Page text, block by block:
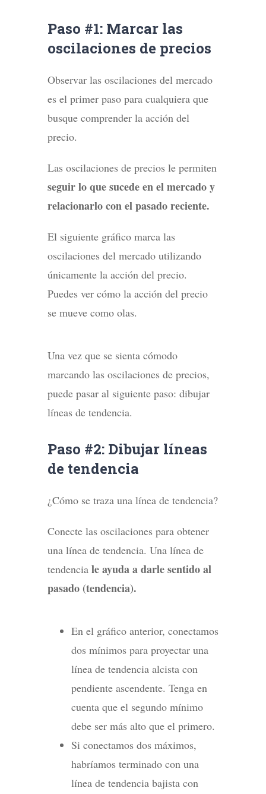
Paso #1: Marcar las
oscilaciones de precios
Observar las oscilaciones del mercado
es el primer paso para cualquiera que
busque comprender la acción del
precio.
Las oscilaciones de precios le permiten
seguir lo que sucede en el mercado y
relacionarlo con el pasado reciente.
El siguiente gráfico marca las
oscilaciones del mercado utilizando
únicamente la acción del precio.
Puedes ver cómo la acción del precio
se mueve como olas.
Una vez que se sienta cómodo
marcando las oscilaciones de precios,
puede pasar al siguiente paso: dibujar
líneas de tendencia.
Paso #2: Dibujar líneas
de tendencia
¿Cómo se traza una línea de tendencia?
Conecte las oscilaciones para obtener
una línea de tendencia. Una línea de
tendencia le ayuda a darle sentido al
pasado (tendencia).
En el gráfico anterior, conectamos
dos mínimos para proyectar una
línea de tendencia alcista con
pendiente ascendente. Tenga en
cuenta que el segundo mínimo
debe ser más alto que el primero.
Si conectamos dos máximos,
habríamos terminado con una
línea de tendencia bajista con